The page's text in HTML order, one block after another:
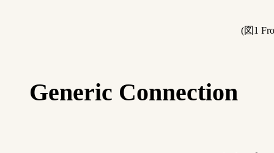
(図1
Generic Connection